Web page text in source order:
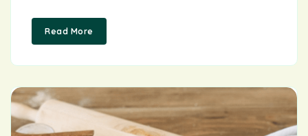
Read More